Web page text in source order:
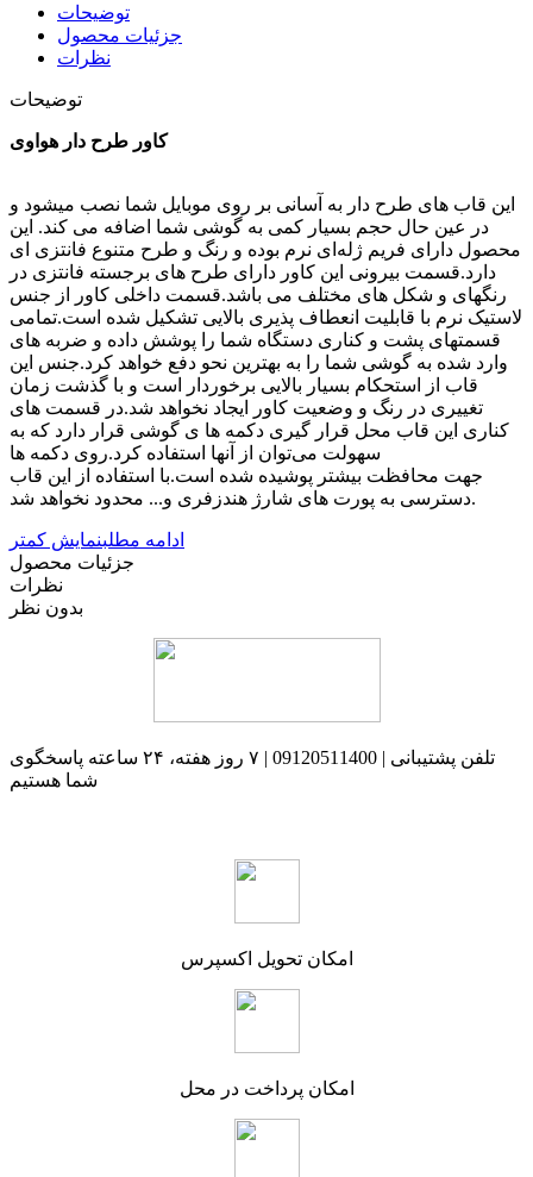
توضیحات
جزئیات محصول
نظرات
توضیحات
کاور طرح دار هواوی
این قاب های طرح دار به آسانی بر روی موبایل شما نصب میشود و
در عین حال حجم بسیار کمی به گوشی شما اضافه می کند. این
محصول دارای فریم ژله‌ای نرم بوده و رنگ و طرح متنوع فانتزی ای
دارد.قسمت بیرونی این کاور دارای طرح های برجسته فانتزی در
رنگهای و شکل های مختلف می باشد.قسمت داخلی کاور از جنس
لاستیک نرم با قابلیت انعطاف پذیری بالایی تشکیل شده است.تمامی
قسمتهای پشت و کناری دستگاه شما را پوشش داده و ضربه های
وارد شده به گوشی شما را به بهترین نحو دفع خواهد کرد.جنس این
قاب از استحکام بسیار بالایی برخوردار است و با گذشت زمان
تغییری در رنگ و وضعیت کاور ایجاد نخواهد شد.در قسمت های
کناری این قاب محل قرار گیری دکمه ها ی گوشی قرار دارد که به
سهولت می‌توان از آنها استفاده کرد.روی دکمه ها
جهت محافظت بیشتر پوشیده شده است.با استفاده از این قاب
دسترسی به پورت های شارژ هندزفری و... محدود نخواهد شد.
ادامه مطلبنمایش کمتر
جزئیات محصول
نظرات
بدون نظر
تلفن پشتیبانی | 09120511400 | ۷ روز هفته، ۲۴ ساعته پاسخگوی
شما هستیم
امکان تحویل اکسپرس
امکان پرداخت در محل